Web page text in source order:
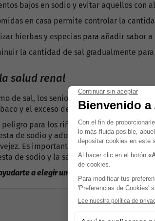
bajos en sodio y evitar aquellos con
en casa permite controlar la
hierbas y especias para añadir sabor
la cantidad de sal gradualmente
salud renal
de sal, los seniors pueden proteger
y el exceso de alcohol.
para los riñones de los adultos
de sodio y adoptar un estilo de vida
Es importante que los adultos
de sodio y la salud renal.
a elegir una residencia o centro de